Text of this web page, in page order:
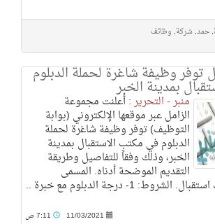
, حمد, شركة, وظائف
توفر وظيفة شاغرة لحملة الدبلوم
بمدينة الخبر
منبر - التحرير :أعلنت مجموعة
الزامل عبر موقعها الإلكتروني (بوابة
التوظيف) توفر وظيفة شاغرة لحملة
الدبلوم في مكتب الاستقبال بمدينة
الخبر، وذلك وفقاً للتفاصيل وطريقة
التقديم الموضحة أدناه. المسمى
1- درجة الدبلوم مع خبرة ..
11/03/2021